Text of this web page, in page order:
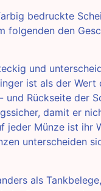
bedruckte
folgenden den
und
ist als der Wert
und Rückseite der
damit er
jeder Münze ist ihr
unterscheiden
als